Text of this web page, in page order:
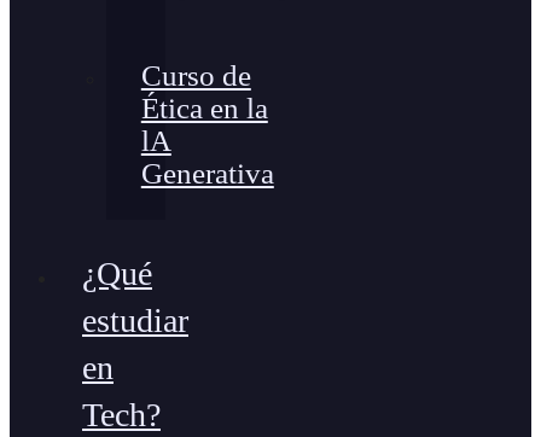
Curso de
Ética en la
lA
Generativa
¿Qué
estudiar
en
Tech?